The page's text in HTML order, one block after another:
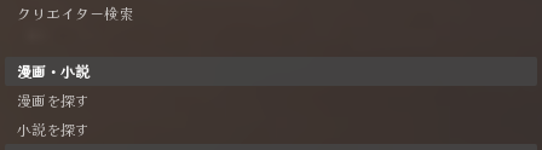
クリエイター検索
漫画・小説
漫画を探す
小説を探す